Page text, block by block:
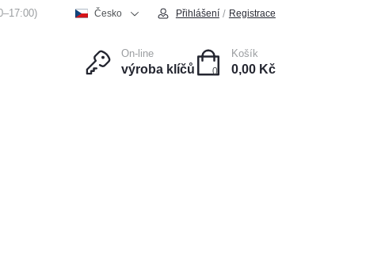
Česko Přihlášení / Registrace
On-line
výroba klíčů 0
Košík
0,00 Kč